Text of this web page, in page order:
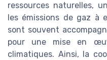
ressources naturelles,
les émissions de gaz à
sont souvent
pour une mise en
climatiques. Ainsi, la